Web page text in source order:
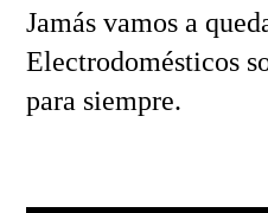
Jamás vamos a
Electrodomésticos
para siempre.